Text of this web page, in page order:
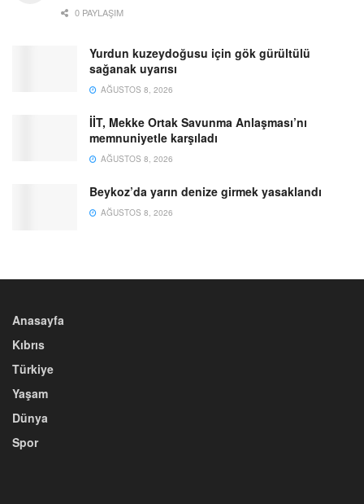
0 PAYLAŞIM
Yurdun kuzeydoğusu için gök gürültülü
sağanak uyarısı
AĞUSTOS 8, 2026
İİT, Mekke Ortak Savunma Anlaşması’nı
memnuniyetle karşıladı
AĞUSTOS 8, 2026
Beykoz’da yarın denize girmek yasaklandı
AĞUSTOS 8, 2026
Anasayfa
Kıbrıs
Türkiye
Yaşam
Dünya
Spor